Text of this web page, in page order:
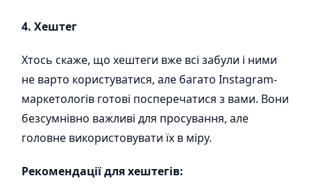
4. Хештег
Хтось скаже, що хештеги вже всі забули і ними
не варто користуватися, але багато Instagram-
маркетологів готові посперечатися з вами. Вони
безсумнівно важливі для просування, але
головне використовувати їх в міру.
Рекомендації для хештегів: